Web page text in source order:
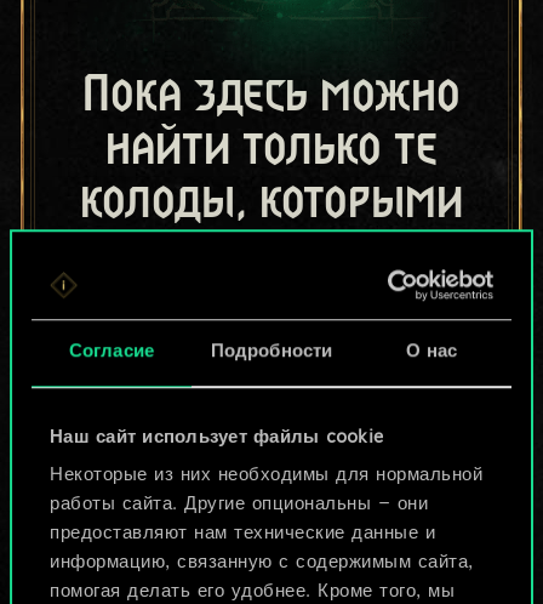
Согласие Подробности О нас
Наш сайт использует файлы cookie
Некоторые из них необходимы для нормальной
работы сайта. Другие опциональны — они
предоставляют нам технические данные и
информацию, связанную с содержимым сайта,
помогая делать его удобнее. Кроме того, мы
Пока здесь можно
найти только те
колоды, которыми
игроки.
Но их может быть
Назвать колоду и описать её
Изменить колоду